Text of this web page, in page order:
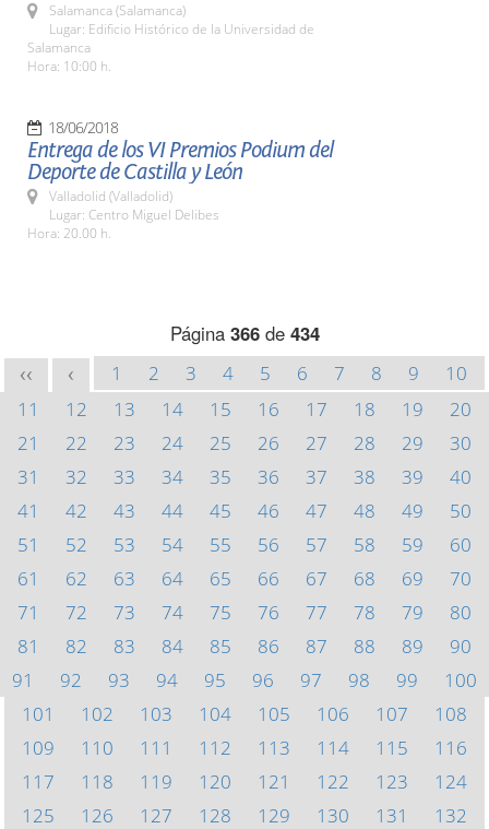
Salamanca (Salamanca)
Lugar: Edificio Histórico de la Universidad de
Salamanca
Hora: 10:00 h.
18/06/2018
Entrega de los VI Premios Podium del
Deporte de Castilla y León
Valladolid (Valladolid)
Lugar: Centro Miguel Delibes
Hora: 20.00 h.
Página 366de 434
<< < 1 2 3 4 5 6 7 8 9
10
11
12 13 14 15 16 17 18 19
20
21
22 23 24 25 26 27 28 29
30
31
32 33 34 35 36 37 38 39
40
41
42 43 44 45 46 47 48 49
50
51
52 53 54 55 56 57 58 59
60
61
62 63 64 65 66 67 68 69
70
71
72 73 74 75 76 77 78 79
80
81
82 83 84 85 86 87 88 89
90
91
92 93 94 95 96 97 98 99
100
101
102 103 104 105 106 107
108
109
110 111 112 113 114 115
116
117
118 119 120 121 122 123
124
125
126 127 128 129 130 131
132